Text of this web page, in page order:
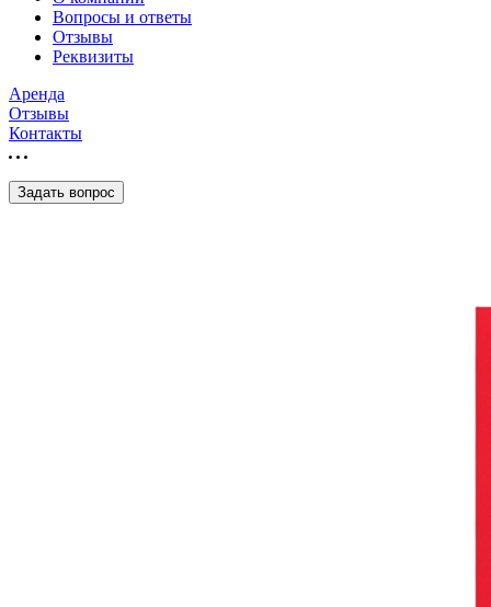
Вопросы и ответы
Отзывы
Реквизиты
Аренда
Отзывы
Контакты
Задать вопрос